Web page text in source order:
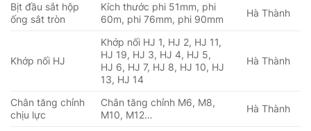
Bịt đầu sắt hộp
ống sắt tròn
Kích thước phi 51mm, phi
60m, phi 76mm, phi 90mm
Hà Thành
Khớp nối HJ
Khớp nối HJ 1, HJ 2, HJ 11,
HJ 19, HJ 3, HJ 4, HJ 5,
HJ 6, HJ 7, HJ 8, HJ 10, HJ
13, HJ 14
Hà Thành
Chân tăng chỉnh
chịu lực
Chân tăng chỉnh M6, M8,
M10, M12…
Hà Thành